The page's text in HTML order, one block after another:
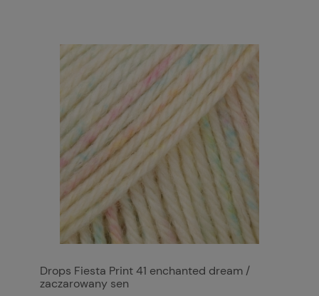
Drops Fiesta Print 41 enchanted dream /
zaczarowany sen